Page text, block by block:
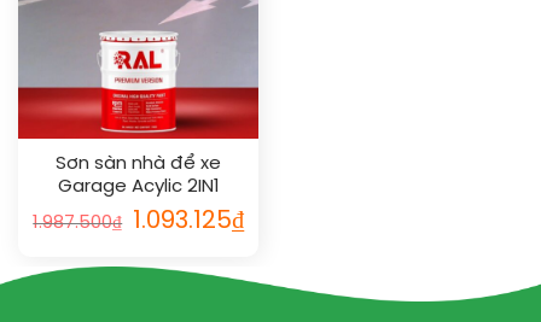
Sơn sàn nhà để xe
Garage Acylic 2IN1
(Lót+phủ) RAL GARAGE
FLOOR 2IN1 1004
1.987.500₫ 1.093.125₫